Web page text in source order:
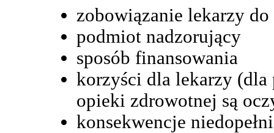
zobowiązanie lekarzy do
podmiot nadzorujący
sposób finansowania
korzyści dla lekarzy (dla
opieki zdrowotnej są
konsekwencje